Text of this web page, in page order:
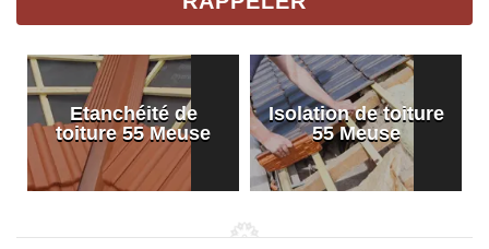
Etanchéité de
toiture 55 Meuse
Isolation de toiture
55 Meuse